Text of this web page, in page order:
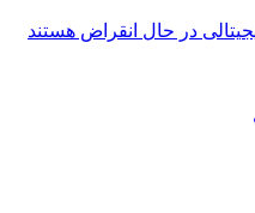
در حال انقراض هستند